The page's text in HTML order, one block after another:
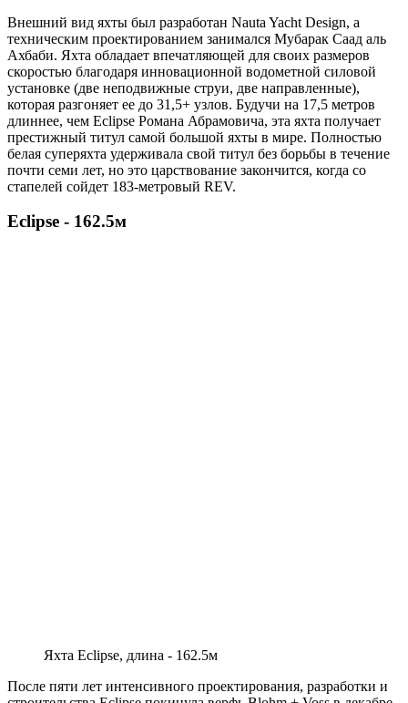
Внешний вид яхты был разработан Nauta Yacht Design, а
техническим проектированием занимался Мубарак Саад аль
Ахбаби. Яхта обладает впечатляющей для своих размеров
скоростью благодаря инновационной водометной силовой
установке (две неподвижные струи, две направленные),
которая разгоняет ее до 31,5+ узлов. Будучи на 17,5 метров
длиннее, чем Eclipse Романа Абрамовича, эта яхта получает
престижный титул самой большой яхты в мире. Полностью
белая суперяхта удерживала свой титул без борьбы в течение
почти семи лет, но это царствование закончится, когда со
стапелей сойдет 183-метровый REV.
Eclipse - 162.5м
Яхта Eclipse, длина - 162.5м
После пяти лет интенсивного проектирования, разработки и